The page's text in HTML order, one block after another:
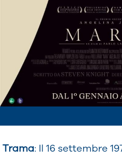
Trama: Il 16 settembre